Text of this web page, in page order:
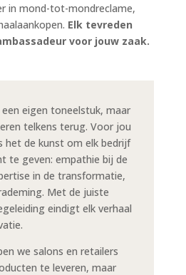
in mond-tot-mondreclame,
Elk tevreden
voor jouw zaak.
eigen toneelstuk, maar
telkens terug. Voor jou
het de kunst om elk bedrijf
te geven: empathie bij de
in de transformatie,
Met de juiste
eindigt elk verhaal
we salons en retailers
te leveren, maar